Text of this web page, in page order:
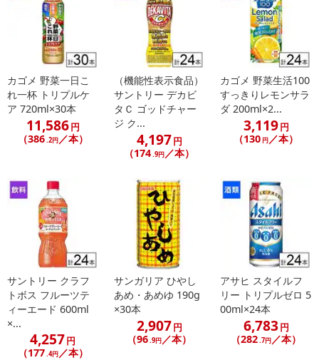
休業日
その他共通および商品カテゴリー別注意事項（※必ずご確認くだ
こちらの情報は2026年07月09日 時点での情報となります。
カゴメ 野菜一日こ
れ一杯 トリプルケ
ア 720ml×30本
11,586円
（386.2円／本）
（機能性表示食品）
サントリー デカビ
タＣ ゴッドチャー
ジ ク...
4,197円
（174.9円／本）
カゴメ 野菜生活100
すっきりレモンサラ
ダ 200ml×2...
3,119円
（130 円／本）
サントリー クラフ
トボス フルーツテ
ィーエード 600ml
×...
4,257円
（177.4円／本）
サンガリア ひやし
あめ・あめゆ 190g
×30本
2,907円
（96.9円／本）
アサヒ スタイルフ
リー トリプルゼロ 5
00ml×24本
6,783円
（282.7円／本）